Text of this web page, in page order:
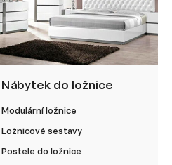
Nábytek do ložnice
Modulární ložnice
Ložnicové sestavy
Postele do ložnice